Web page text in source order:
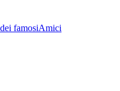
famosiAmici